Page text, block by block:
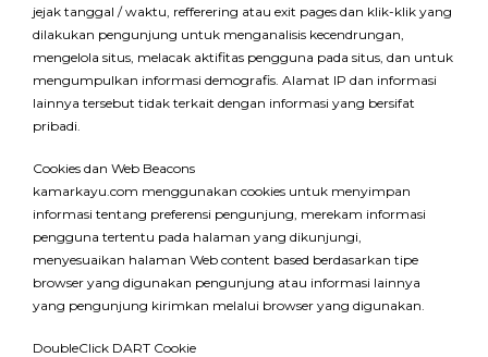
jejak tanggal / waktu, refferering atau exit pages dan klik-klik yang
dilakukan pengunjung untuk menganalisis kecendrungan,
mengelola situs, melacak aktifitas pengguna pada situs, dan untuk
mengumpulkan informasi demografis. Alamat IP dan informasi
lainnya tersebut tidak terkait dengan informasi yang bersifat
pribadi.
Cookies dan Web Beacons
kamarkayu.com menggunakan cookies untuk menyimpan
informasi tentang preferensi pengunjung, merekam informasi
pengguna tertentu pada halaman yang dikunjungi,
menyesuaikan halaman Web content based berdasarkan tipe
browser yang digunakan pengunjung atau informasi lainnya
yang pengunjung kirimkan melalui browser yang digunakan.
DoubleClick DART Cookie